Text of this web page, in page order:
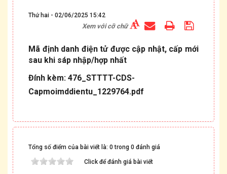
Thứ hai - 02/06/2025 15:42
Xem với cỡ chữ
Mã định danh điện tử được cập nhật, cấp mới
sau khi sáp nhập/hợp nhất
Đính kèm: 476_STTTT-CDS-
Capmoimddientu_1229764.pdf
Tổng số điểm của bài viết là: 0 trong 0 đánh giá
Click để đánh giá bài viết